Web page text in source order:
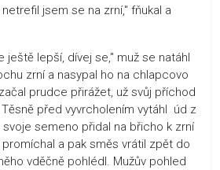
jsem se na zrní," fňukal a
ještě lepší, dívej se," muž se natáhl
zrní a nasypal ho na chlapcovo
prudce přirážet, už svůj příchod
před vyvrcholením vytáhl úd z
semeno přidal na břicho k zrní
a pak směs vrátil zpět do
vděčně pohlédl. Mužův pohled